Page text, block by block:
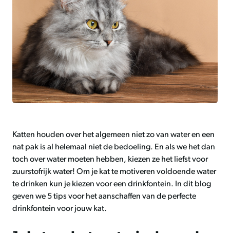
Katten houden over het algemeen niet zo van water en een
nat pak is al helemaal niet de bedoeling. En als we het dan
toch over water moeten hebben, kiezen ze het liefst voor
zuurstofrijk water! Om je kat te motiveren voldoende water
te drinken kun je kiezen voor een drinkfontein. In dit blog
geven we 5 tips voor het aanschaffen van de perfecte
drinkfontein voor jouw kat.